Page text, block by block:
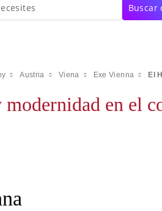
Buscar
Austria Viena Exe Vienna El
en el